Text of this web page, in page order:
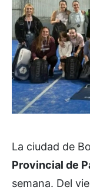
La ciudad de
Provincial de
semana. Del